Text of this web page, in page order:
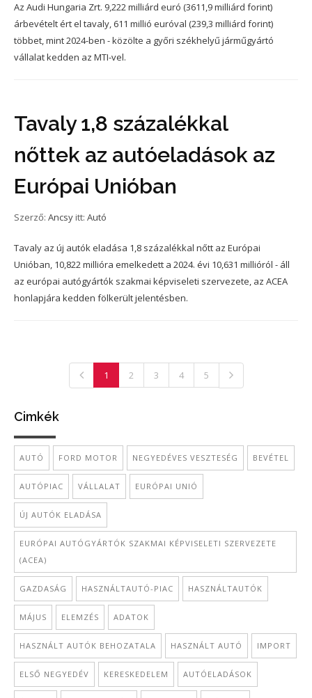
Az Audi Hungaria Zrt. 9,222 milliárd euró (3611,9 milliárd forint)
árbevételt ért el tavaly, 611 millió euróval (239,3 milliárd forint)
többet, mint 2024-ben - közölte a győri székhelyű járműgyártó
vállalat kedden az MTI-vel.
Tavaly 1,8 százalékkal
nőttek az autóeladások az
Európai Unióban
Szerző: Ancsy itt: Autó
Tavaly az új autók eladása 1,8 százalékkal nőtt az Európai
Unióban, 10,822 millióra emelkedett a 2024. évi 10,631 millióról - áll
az európai autógyártók szakmai képviseleti szervezete, az ACEA
honlapjára kedden fölkerült jelentésben.
1 2 3 4 5
Cimkék
AUTÓ FORD MOTOR NEGYEDÉVES VESZTESÉG BEVÉTEL
AUTÓPIAC VÁLLALAT EURÓPAI UNIÓ
ÚJ AUTÓK ELADÁSA
EURÓPAI AUTÓGYÁRTÓK SZAKMAI KÉPVISELETI SZERVEZETE
(ACEA)
GAZDASÁG HASZNÁLTAUTÓ-PIAC HASZNÁLTAUTÓK
MÁJUS ELEMZÉS ADATOK
HASZNÁLT AUTÓK BEHOZATALA HASZNÁLT AUTÓ IMPORT
ELSŐ NEGYEDÉV KERESKEDELEM AUTÓELADÁSOK